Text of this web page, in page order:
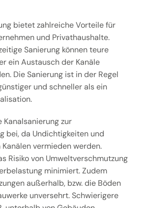
bietet zahlreiche Vorteile für
und Privathaushalte.
Sanierung können teure
ein Austausch der Kanäle
Die Sanierung ist in der Regel
und schneller als ein
Kanalsanierung zur
bei, da Undichtigkeiten und
vermieden werden.
Risiko von Umweltverschmutzung
minimiert. Zudem
außerhalb, bzw. die Böden
unversehrt. Schwierigere